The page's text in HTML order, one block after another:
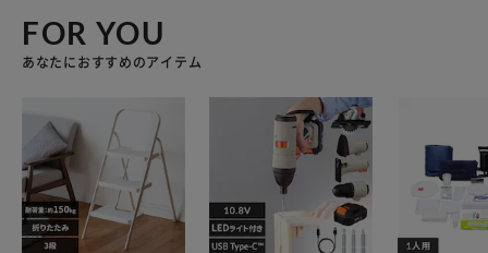
FOR YOU
あなたにおすすめのアイテム